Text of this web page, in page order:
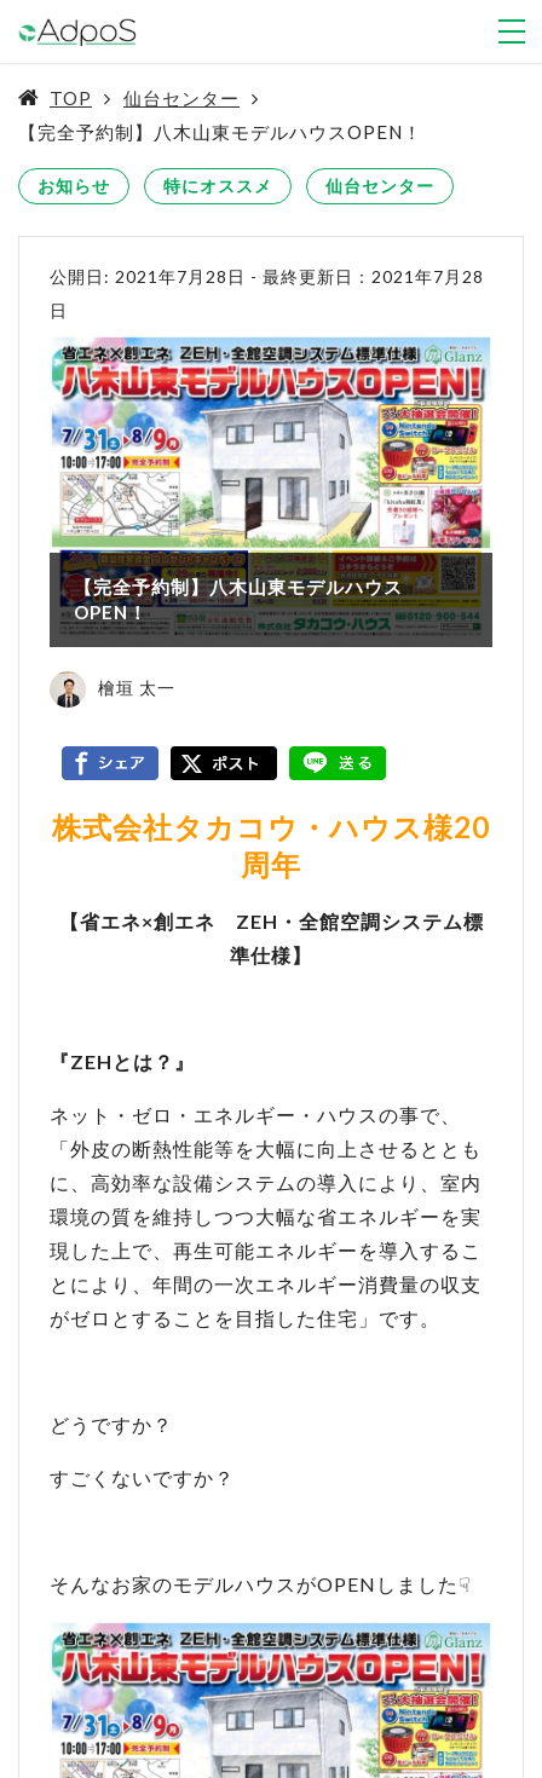
TOP
仙台センター
【完全予約制】八木山東モデルハウスOPEN！
お知らせ 特にオススメ 仙台センター
公開日: 2021年7月28日 - 最終更新日：2021年7月28
日
【完全予約制】八木山東モデルハウス
OPEN！
檜垣 太一
株式会社タカコウ・ハウス様20
周年
【省エネ×創エネ ZEH・全館空調システム標
準仕様】
『ZEHとは？』
ネット・ゼロ・エネルギー・ハウスの事で、
「外皮の断熱性能等を大幅に向上させるととも
に、高効率な設備システムの導入により、室内
環境の質を維持しつつ大幅な省エネルギーを実
現した上で、再生可能エネルギーを導入するこ
とにより、年間の一次エネルギー消費量の収支
がゼロとすることを目指した住宅」です。
どうですか？
すごくないですか？
そんなお家のモデルハウスがOPENしました☟